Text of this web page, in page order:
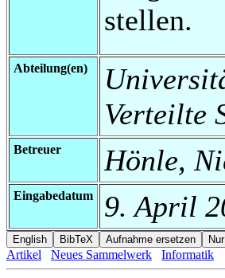
stellen.
Abteilung(en)
Verteilte
Betreuer Hönle,
Eingabedatum 9. April
Artikel Neues Sammelwerk Informatik